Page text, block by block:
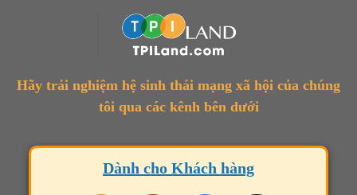
Hãy trải nghiệm hệ sinh thái mạng xã hội của chúng
tôi qua các kênh bên dưới
Dành cho Khách hàng